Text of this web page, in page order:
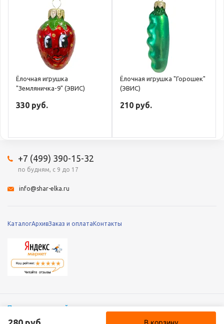
В корзину
Ёлочная игрушка
"Земляничка-9" (ЭВИС)
330 руб.
Ёлочная игрушка "Горошек"
(ЭВИС)
210 руб.
КаталогАрхивЗаказ и оплатаКонтакты
+7 (499) 390-15-32
по будням, с 9 до 17
info@shar-elka.ru
Полная версия сайта
© 2010 – 2026 «Шар-Ёлка», Все права защищены